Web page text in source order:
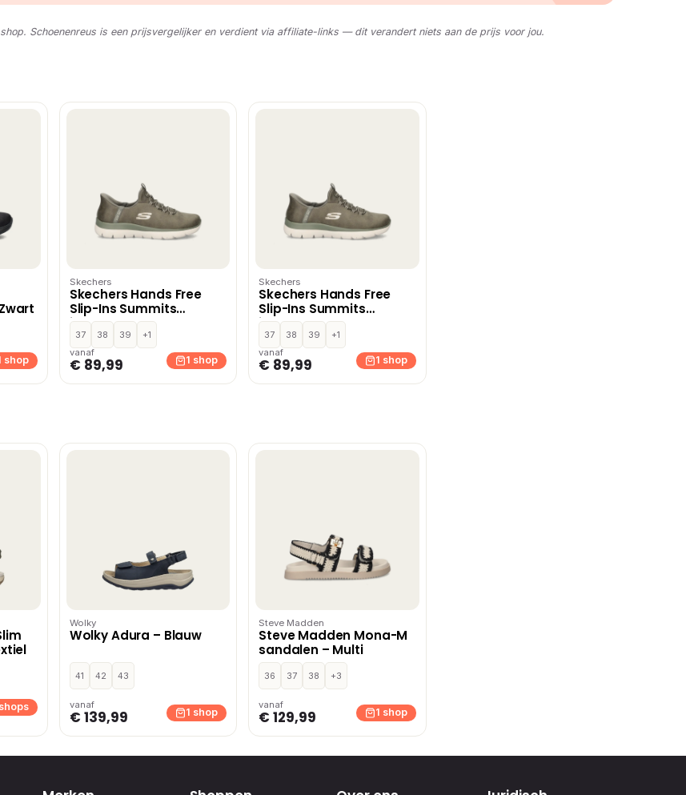
Schoenenreus is een prijsvergelijker en verdient via affiliate-links — dit verandert niets aan de prijs voor jou.
shop
Skechers
Skechers Hands Free
Slip-Ins Summits
instapschoenen –
Groen
37 38 39
+1
vanaf
€ 89,99 1 shop
Skechers
Skechers Hands Free
Slip-Ins Summits
instapschoenen –
Groen
37 38 39
+1
vanaf
€ 89,99 1 shop
Wolky
Wolky Adura – Blauw
41 42 43
vanaf
€ 139,99 1 shop
Steve Madden
Steve Madden Mona-M
sandalen – Multi
36 37 38 +3
vanaf
€ 129,99 1 shop